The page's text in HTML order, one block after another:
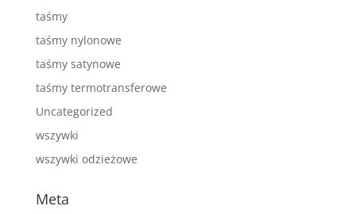
taśmy
taśmy nylonowe
taśmy satynowe
taśmy termotransferowe
Uncategorized
wszywki
wszywki odzieżowe
Meta